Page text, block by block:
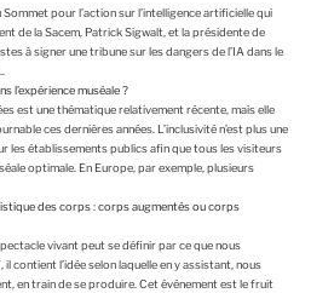
Sommet pour l’action sur l’intelligence artificielle qui
de la Sacem, Patrick Sigwalt, et la présidente de
à signer une tribune sur les dangers de l’IA dans le
l’expérience muséale ?
est une thématique relativement récente, mais elle
ces dernières années. L’inclusivité n’est plus une
les établissements publics afin que tous les visiteurs
optimale. En Europe, par exemple, plusieurs
des corps : corps augmentés ou corps
vivant peut se définir par ce que nous
contient l’idée selon laquelle en y assistant, nous
en train de se produire. Cet événement est le fruit